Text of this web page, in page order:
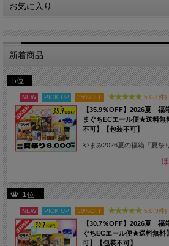
お気に入り
新着商品
5位
NEW PICK UP 35%OFF 5.0(1件)
【35.9％OFF】2026夏
まぐちECエール便★送料無
不可】【包装不可】
やまみ2026夏の福箱「夏祭
1位
NEW PICK UP 30%OFF 5.0(3件)
【30.7％OFF】2026夏
ぐちECエール便★送料無料
可】【包装不可】